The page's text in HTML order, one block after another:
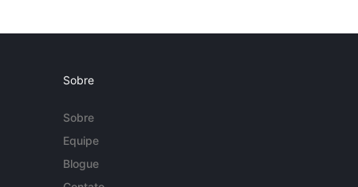
Sobre
Sobre
Equipe
Blogue